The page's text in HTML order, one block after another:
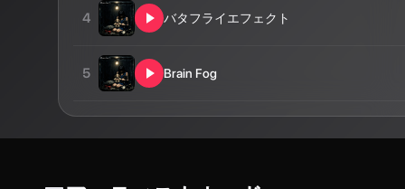
4 バタフライエフェクト
5 Brain Fog